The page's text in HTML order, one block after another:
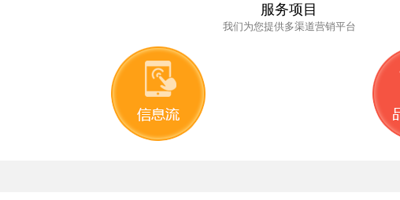
服务项目
我们为您提供多渠道营销平台